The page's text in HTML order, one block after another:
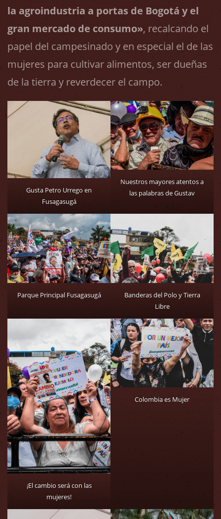
la agroindustria a portas de Bogotá y el
gran mercado de consumo», recalcando el
papel del campesinado y en especial el de las
mujeres para cultivar alimentos, ser dueñas
de la tierra y reverdecer el campo.
Gusta Petro Urrego en
Fusagasugá
Nuestros mayores atentos a
las palabras de Gustav
Parque Principal Fusagasugá
Banderas del Polo y Tierra
Libre
¡El cambio será con las
mujeres!
Colombia es Mujer